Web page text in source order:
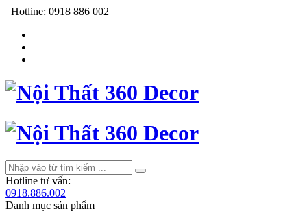
Hotline: 0918 886 002
Hotline tư vấn:
0918.886.002
Danh mục sản phẩm